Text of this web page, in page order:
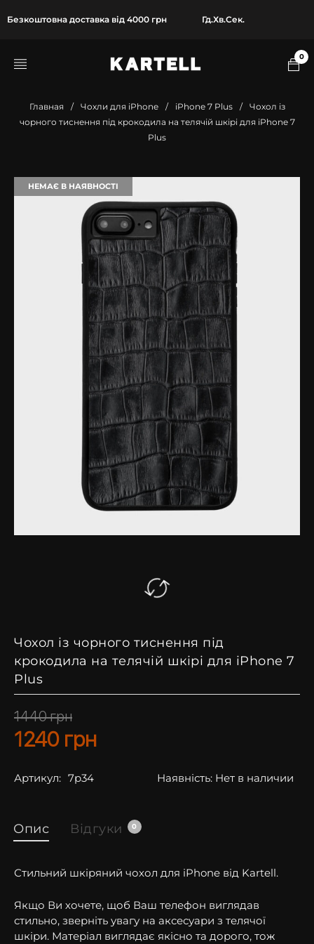
Безкоштовна доставка від 4000 грн Гд.Хв.Сек.
0
Главная / Чохли для iPhone / iPhone 7 Plus /
Чохол із
чорного тиснення під крокодила на телячій шкірі для iPhone 7
Plus
НЕМАЄ В НАЯВНОСТІ
Чохол із чорного тиснення під
крокодила на телячій шкірі для iPhone 7
Plus
1440грн
1240 грн
Артикул: 7p34 Наявність: Нет в наличии
Опис Відгуки 0
Стильний шкіряний чохол для iPhone від Kartell.
Якщо Ви хочете, щоб Ваш телефон виглядав
стильно, зверніть увагу на аксесуари з телячої
шкіри. Матеріал виглядає якісно та дорого, тож